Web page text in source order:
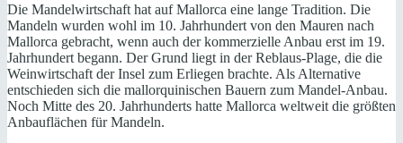
Die Mandelwirtschaft hat auf Mallorca eine lange Tradition. Die
Mandeln wurden wohl im 10. Jahrhundert von den Mauren nach
Mallorca gebracht, wenn auch der kommerzielle Anbau erst im 19.
Jahrhundert begann. Der Grund liegt in der Reblaus-Plage, die die
Weinwirtschaft der Insel zum Erliegen brachte. Als Alternative
entschieden sich die mallorquinischen Bauern zum Mandel-Anbau.
Noch Mitte des 20. Jahrhunderts hatte Mallorca weltweit die größten
Anbauflächen für Mandeln.